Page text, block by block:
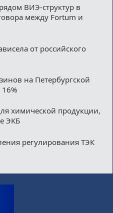
ВИЭ-структур в
между Fortum и
от российского
на Петербургской
химической продукции,
ЭКБ
регулирования ТЭК